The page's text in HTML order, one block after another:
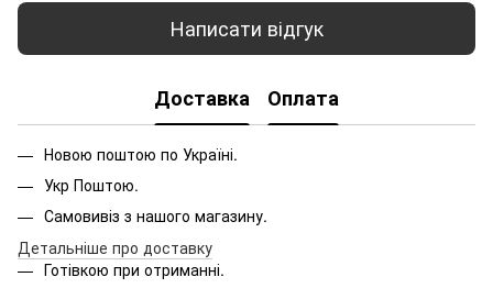
Написати відгук
Доставка Оплата
Новою поштою по Україні.
Укр Поштою.
Самовивіз з нашого магазину.
Детальніше про доставку
Готівкою при отриманні.